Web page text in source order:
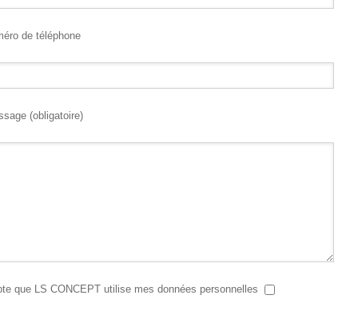
de téléphone
(obligatoire)
que LS CONCEPT utilise mes données personnelles